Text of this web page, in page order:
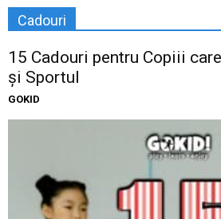
Cadouri
15 Cadouri pentru Copiii
și Sportul
GOKID